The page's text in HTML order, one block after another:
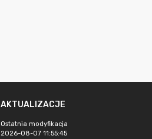
AKTUALIZACJE
Ostatnia modyfikacja
2026-08-07 11:55:45